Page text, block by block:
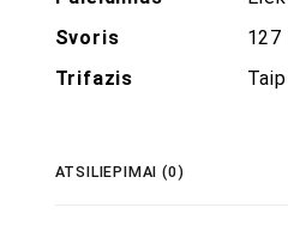
Svoris
127
Trifazis
Taip
ATSILIEPIMAI (0)